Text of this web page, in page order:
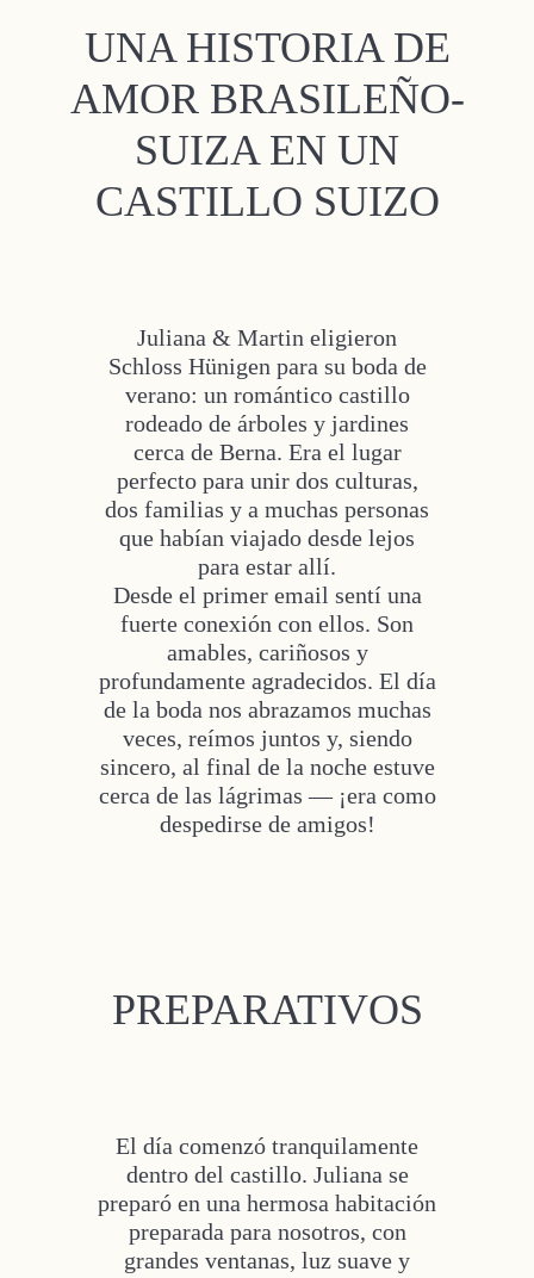
UNA HISTORIA DE
AMOR BRASILEÑO-
SUIZA EN UN
CASTILLO SUIZO
Juliana & Martin eligieron
Schloss Hünigen para su boda de
verano: un romántico castillo
rodeado de árboles y jardines
cerca de Berna. Era el lugar
perfecto para unir dos culturas,
dos familias y a muchas personas
que habían viajado desde lejos
para estar allí.
Desde el primer email sentí una
fuerte conexión con ellos. Son
amables, cariñosos y
profundamente agradecidos. El día
de la boda nos abrazamos muchas
veces, reímos juntos y, siendo
sincero, al final de la noche estuve
cerca de las lágrimas — ¡era como
despedirse de amigos!
PREPARATIVOS
El día comenzó tranquilamente
dentro del castillo. Juliana se
preparó en una hermosa habitación
preparada para nosotros, con
grandes ventanas, luz suave y